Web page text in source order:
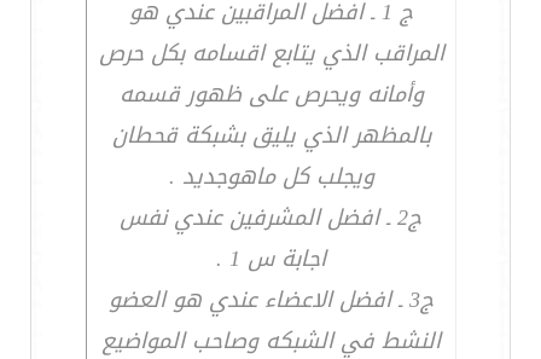
ج 1 ـ افضل المراقبين عندي هو
المراقب الذي يتابع اقسامه بكل حرص
وأمانه ويحرص على ظهور قسمه
بالمظهر الذي يليق بشبكة قحطان
ويجلب كل ماهوجديد .
ج2 ـ افضل المشرفين عندي نفس
اجابة س 1 .
ج3 ـ افضل الاعضاء عندي هو العضو
النشط في الشبكه وصاحب المواضيع